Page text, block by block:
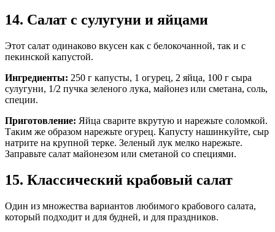
14. Салат с сулугуни и яйцами
Этот салат одинаково вкусен как с белокочанной, так и с
пекинской капустой.
Ингредиенты: 250 г капусты, 1 огурец, 2 яйца, 100 г сыра
сулугуни, 1/2 пучка зеленого лука, майонез или сметана, соль,
специи.
Приготовление: Яйца сварите вкрутую и нарежьте соломкой.
Таким же образом нарежьте огурец. Капусту нашинкуйте, сыр
натрите на крупной терке. Зеленый лук мелко нарежьте.
Заправьте салат майонезом или сметаной со специями.
15. Классический крабовый салат
Один из множества вариантов любимого крабового салата,
который подходит и для будней, и для праздников.